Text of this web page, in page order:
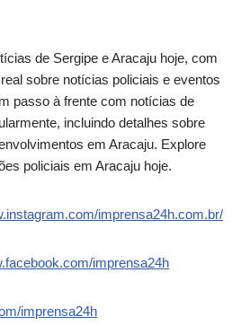
de Sergipe e Aracaju hoje, com
sobre notícias policiais e eventos
passo à frente com notícias de
incluindo detalhes sobre
em Aracaju. Explore
policiais em Aracaju hoje.
imprensa24h.com.br/
imprensa24h
imprensa24h